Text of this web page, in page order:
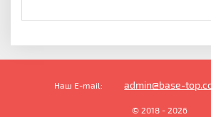
Наш E-mail: admin@base-
© 2018 - 2026